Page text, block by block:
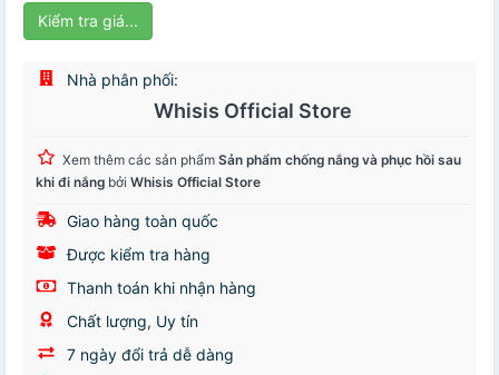
Kiểm tra giá...
Nhà phân phối:
Whisis Official Store
Xem thêm các sản phẩm Sản phẩm chống nắng và phục hồi sau
khi đi nắng bởi Whisis Official Store
Giao hàng toàn quốc
Được kiểm tra hàng
Thanh toán khi nhận hàng
Chất lượng, Uy tín
7 ngày đổi trả dễ dàng